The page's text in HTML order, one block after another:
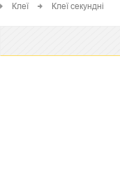
Клеї Клеї секундні